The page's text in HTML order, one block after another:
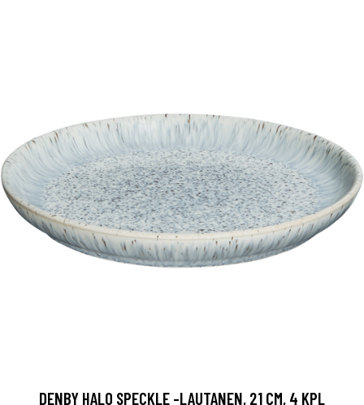
DENBY HALO SPECKLE -LAUTANEN, 21 CM, 4 KPL